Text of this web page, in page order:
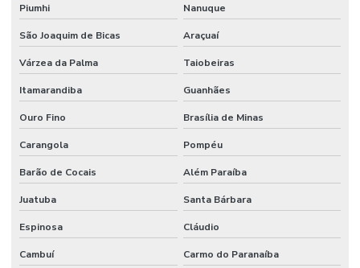
Piumhi Nanuque
São Joaquim de Bicas Araçuaí
Várzea da Palma Taiobeiras
Itamarandiba Guanhães
Ouro Fino Brasília de Minas
Carangola Pompéu
Barão de Cocais Além Paraíba
Juatuba Santa Bárbara
Espinosa Cláudio
Cambuí Carmo do Paranaíba